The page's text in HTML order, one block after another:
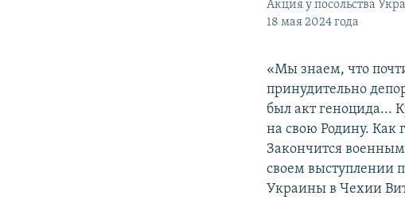
Акция у посольства
18 мая 2024 года
«Мы знаем, что
принудительно
был акт геноцида...
на свою Родину. Как
Закончится
своем выступлении
Украины в Чехии